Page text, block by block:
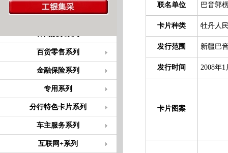
商旅服务系列
百货零售系列
金融保险系列
专用系列
分行特色卡片系列
车主服务系列
互联网+系列
联名单位 巴音郭
卡片种类 牡丹人
发行范围 新疆巴
发行时间 2008年1
卡片图案